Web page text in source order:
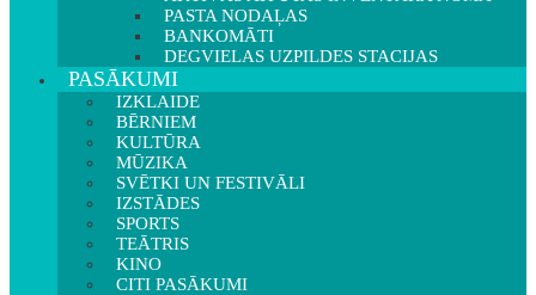
PASTA NODAĻAS
BANKOMĀTI
DEGVIELAS UZPILDES STACIJAS
PASĀKUMI
IZKLAIDE
BĒRNIEM
KULTŪRA
MŪZIKA
SVĒTKI UN FESTIVĀLI
IZSTĀDES
SPORTS
TEĀTRIS
KINO
CITI PASĀKUMI